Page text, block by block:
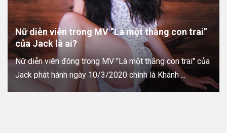
Nữ diễn viên trong MV “Là một thằng con trai”
của Jack là ai?
Nữ diễn viên đóng trong MV "Là một thằng con trai" của
Jack phát hành ngày 10/3/2020 chính là Khánh ...